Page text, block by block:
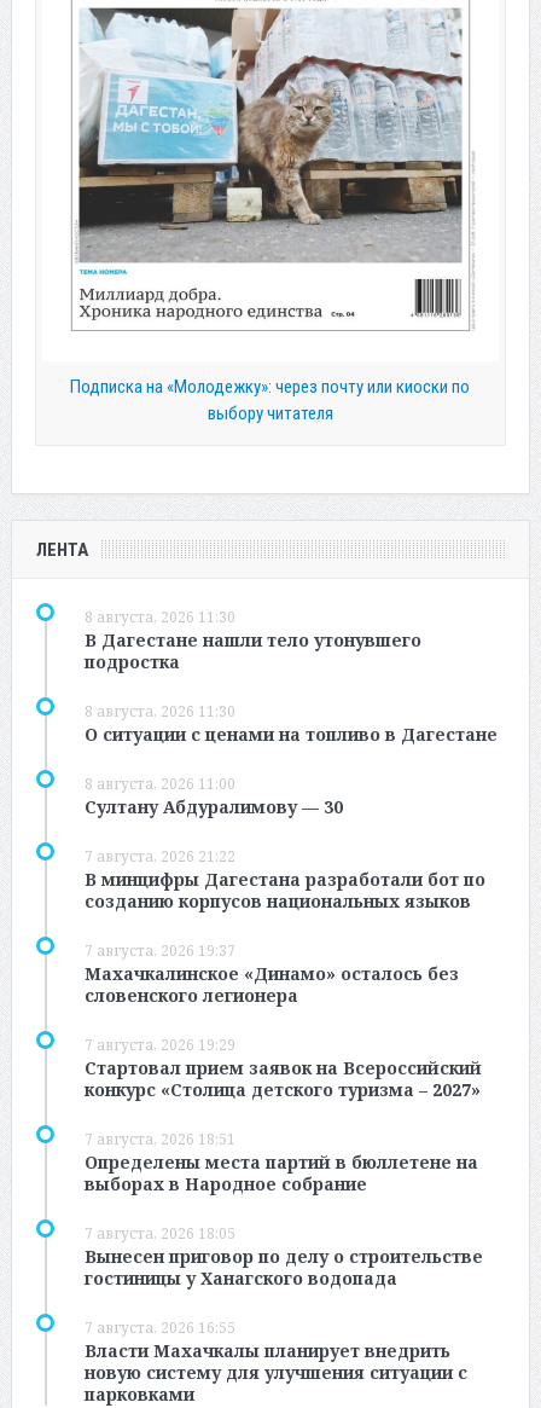
Подписка на «Молодежку»: через почту или киоски по
выбору читателя
ЛЕНТА
8 августа, 2026 11:30
В Дагестане нашли тело утонувшего
подростка
8 августа, 2026 11:30
О ситуации с ценами на топливо в Дагестане
8 августа, 2026 11:00
Султану Абдуралимову — 30
7 августа, 2026 21:22
В минцифры Дагестана разработали бот по
созданию корпусов национальных языков
7 августа, 2026 19:37
Махачкалинское «Динамо» осталось без
словенского легионера
7 августа, 2026 19:29
Стартовал прием заявок на Всероссийский
конкурс «Столица детского туризма – 2027»
7 августа, 2026 18:51
Определены места партий в бюллетене на
выборах в Народное собрание
7 августа, 2026 18:05
Вынесен приговор по делу о строительстве
гостиницы у Ханагского водопада
7 августа, 2026 16:55
Власти Махачкалы планирует внедрить
новую систему для улучшения ситуации с
парковками